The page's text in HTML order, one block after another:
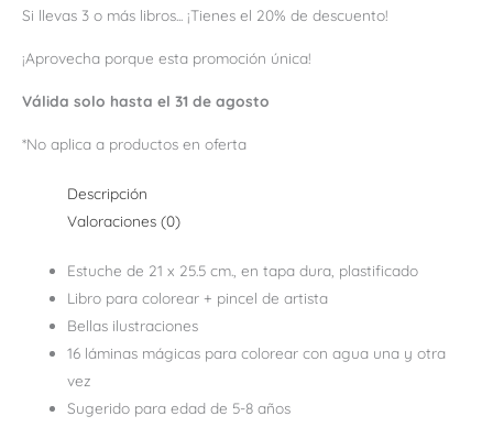
Si llevas 3 o más libros... ¡Tienes el 20% de descuento!
¡Aprovecha porque esta promoción única!
Válida solo hasta el 31 de agosto
*No aplica a productos en oferta
Descripción
Valoraciones (0)
Estuche de 21 x 25.5 cm., en tapadura, plastificado
Libro para colorear + pincel de artista
Bellas ilustraciones
16 láminas mágicas para colorearcon agua una y otra
vez
Sugerido para edad de 5-8 años